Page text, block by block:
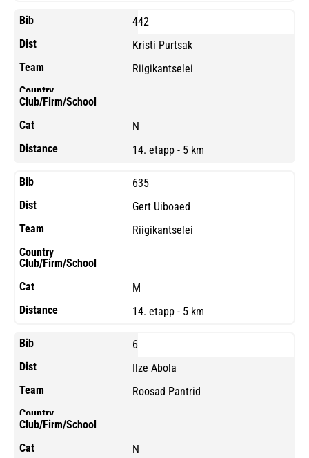
442
Kristi Purtsak
Riigikantselei
N
14. etapp - 5 km
635
Gert Uiboaed
Riigikantselei
M
14. etapp - 5 km
6
Ilze Abola
Roosad Pantrid
N